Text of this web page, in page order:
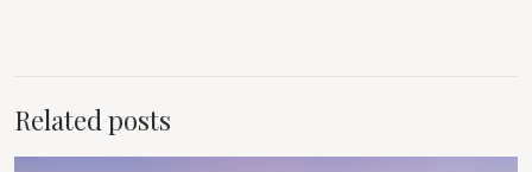
Related posts